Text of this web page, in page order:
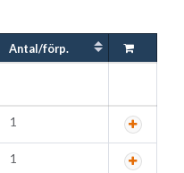
Antal/förp.
1
1